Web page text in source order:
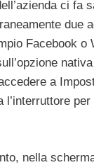
ci fa
due
Facebook o
nativa
a
per
nella